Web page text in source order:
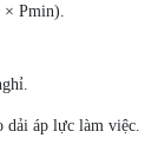
Pmin).
dải áp lực làm việc.